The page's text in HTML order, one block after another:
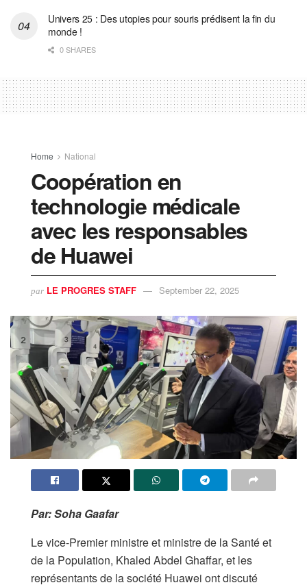
Univers 25 : Des utopies pour souris prédisent la fin du
monde !
0 SHARES
Home National
Coopération en
technologie médicale
avec les responsables
de Huawei
par LE PROGRES STAFF September 22, 2025
Par: Soha Gaafar
Le vice-Premier ministre et ministre de la Santé et
de la Population, Khaled Abdel Ghaffar, et les
représentants de la société Huawei ont discuté